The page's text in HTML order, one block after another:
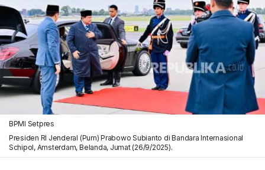
BPMI Setpres
Presiden RI Jenderal (Purn) Prabowo Subianto di Bandara Internasional
Schipol, Amsterdam, Belanda, Jumat (26/9/2025).